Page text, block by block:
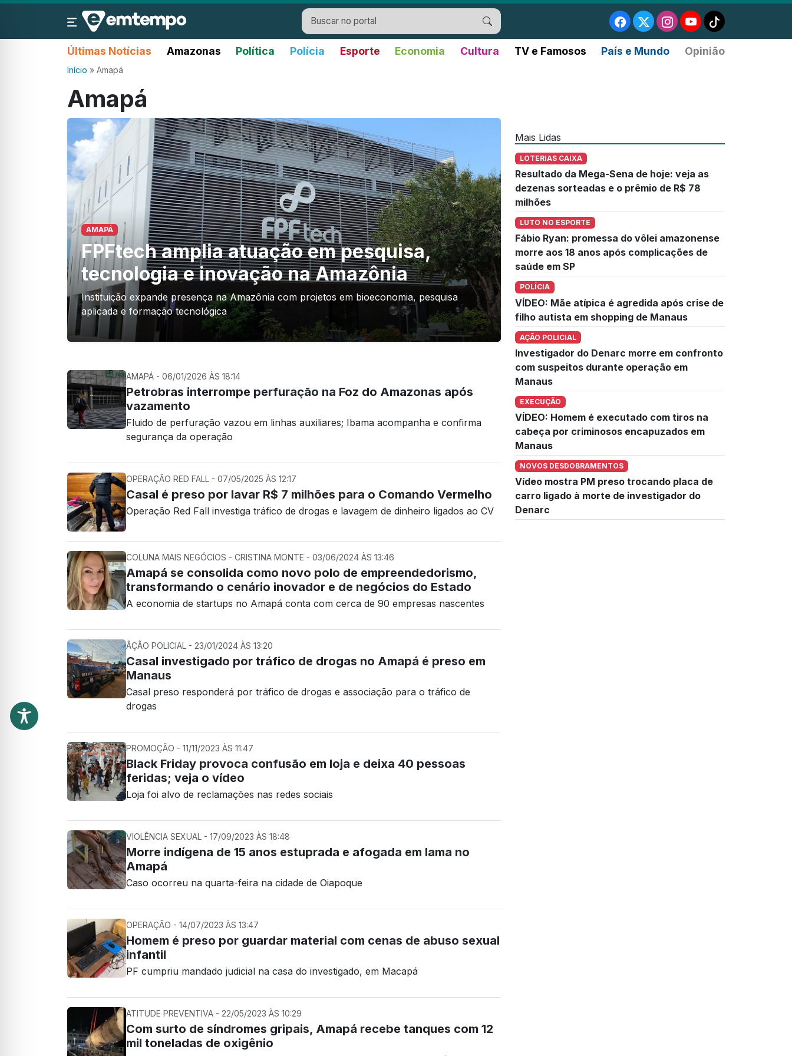
Últimas Notícias Amazonas Política Polícia Esporte Economia Cultura TV e Famosos País e Mundo Opinião
Início » Amapá
Amapá
AMAPÁ
FPFtech amplia atuação em pesquisa,
tecnologia e inovação na Amazônia
Instituição expande presença na Amazônia com projetos em bioeconomia, pesquisa
aplicada e formação tecnológica
AMAPÁ - 06/01/2026 ÀS 18:14
Petrobras interrompe perfuração na Foz do Amazonas após
vazamento
Fluido de perfuração vazou em linhas auxiliares; Ibama acompanha e confirma
segurança da operação
OPERAÇÃO RED FALL - 07/05/2025 ÀS 12:17
Casal é preso por lavar R$ 7 milhões para o Comando Vermelho
Operação Red Fall investiga tráfico de drogas e lavagem de dinheiro ligados ao CV
COLUNA MAIS NEGÓCIOS - CRISTINA MONTE - 03/06/2024 ÀS 13:46
Amapá se consolida como novo polo de empreendedorismo,
transformando o cenário inovador e de negócios do Estado
A economia de startups no Amapá conta com cerca de 90 empresas nascentes
ÃÇÃO POLICIAL - 23/01/2024 ÀS 13:20
Casal investigado por tráfico de drogas no Amapá é preso em
Manaus
Casal preso responderá por tráfico de drogas e associação para o tráfico de
drogas
PROMOÇÃO - 11/11/2023 ÀS 11:47
Black Friday provoca confusão em loja e deixa 40 pessoas
feridas; veja o vídeo
Loja foi alvo de reclamações nas redes sociais
VIOLÊNCIA SEXUAL - 17/09/2023 ÀS 18:48
Morre indígena de 15 anos estuprada e afogada em lama no
Amapá
Caso ocorreu na quarta-feira na cidade de Oiapoque
OPERAÇÃO - 14/07/2023 ÀS 13:47
Homem é preso por guardar material com cenas de abuso sexual
infantil
PF cumpriu mandado judicial na casa do investigado, em Macapá
ATITUDE PREVENTIVA - 22/05/2023 ÀS 10:29
Com surto de síndromes gripais, Amapá recebe tanques com 12
mil toneladas de oxigênio
Mais Lidas
LOTERIAS CAIXA
Resultado da Mega-Sena de hoje: veja as
dezenas sorteadas e o prêmio de R$ 78
milhões
LUTO NO ESPORTE
Fábio Ryan: promessa do vôlei amazonense
morre aos 18 anos após complicações de
saúde em SP
POLÍCIA
VÍDEO: Mãe atípica é agredida após crise de
filho autista em shopping de Manaus
AÇÃO POLICIAL
Investigador do Denarc morre em confronto
com suspeitos durante operação em
Manaus
EXECUÇÃO
VÍDEO: Homem é executado com tiros na
cabeça por criminosos encapuzados em
Manaus
NOVOS DESDOBRAMENTOS
Vídeo mostra PM preso trocando placa de
carro ligado à morte de investigador do
Denarc